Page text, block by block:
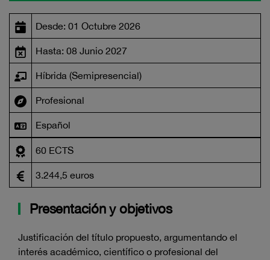
Desde: 01 Octubre 2026
Hasta: 08 Junio 2027
Híbrida (Semipresencial)
Profesional
Español
60 ECTS
3.244,5 euros
Presentación y objetivos
Justificación del título propuesto, argumentando el
interés académico, científico o profesional del